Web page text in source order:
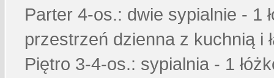
Parter 4-os.: dwie sypialnie - 1
przestrzeń dzienna z kuchnią i
Piętro 3-4-os.: sypialnia - 1